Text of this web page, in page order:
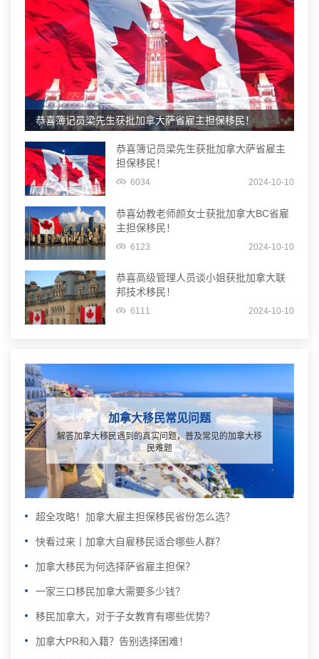
恭喜簿记员梁先生获批加拿大萨省雇主担保移民！
恭喜簿记员梁先生获批加拿大萨省雇主
担保移民！
6034 2024-10-10
恭喜幼教老师颜女士获批加拿大BC省雇
主担保移民！
6123 2024-10-10
恭喜高级管理人员谈小姐获批加拿大联
邦技术移民！
6111 2024-10-10
加拿大移民常见问题
解答加拿大移民遇到的真实问题，普及常见的加拿大移
民难题
超全攻略！加拿大雇主担保移民省份怎么选？
快看过来丨加拿大自雇移民适合哪些人群？
加拿大移民为何选择萨省雇主担保？
一家三口移民加拿大需要多少钱？
移民加拿大，对于子女教育有哪些优势？
加拿大PR和入籍？告别选择困难！